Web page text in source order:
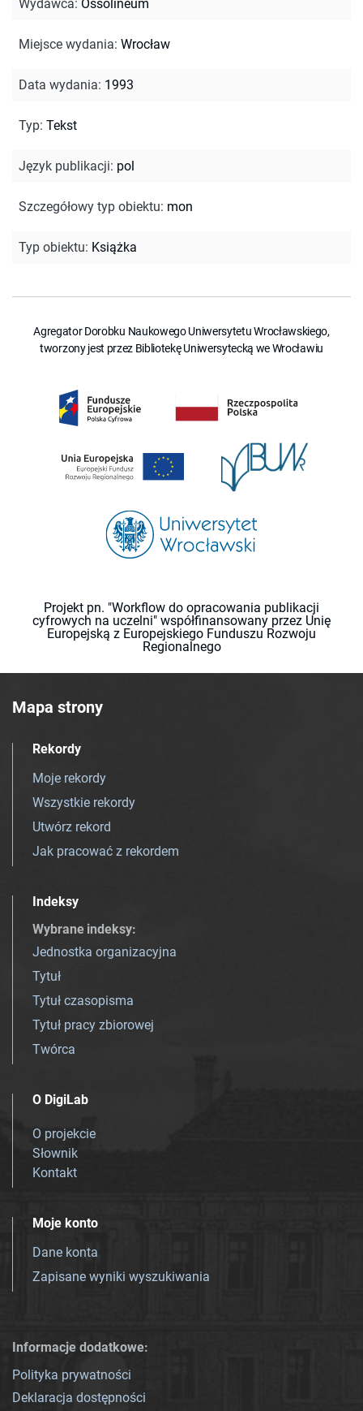
Wydawca: Ossolineum
Miejsce wydania: Wrocław
Data wydania: 1993
Typ: Tekst
Język publikacji: pol
Szczegółowy typ obiektu: mon
Typ obiektu: Książka
Agregator Dorobku Naukowego Uniwersytetu Wrocławskiego,
tworzony jest przez Bibliotekę Uniwersytecką we Wrocławiu
Projekt pn. "Workflow do opracowania publikacji
cyfrowych na uczelni" współfinansowany przez Unię
Europejską z Europejskiego Funduszu Rozwoju
Regionalnego
Mapa strony
Rekordy
Moje rekordy
Wszystkie rekordy
Utwórz rekord
Jak pracować z rekordem
Indeksy
Wybrane indeksy:
Jednostka organizacyjna
Tytuł
Tytuł czasopisma
Tytuł pracy zbiorowej
Twórca
O DigiLab
O projekcie
Słownik
Kontakt
Moje konto
Dane konta
Zapisane wyniki wyszukiwania
Informacje dodatkowe:
Polityka prywatności
Deklaracja dostępności